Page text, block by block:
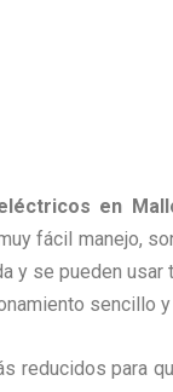
en
fácil manejo,
y se pueden
sencillo
reducidos para